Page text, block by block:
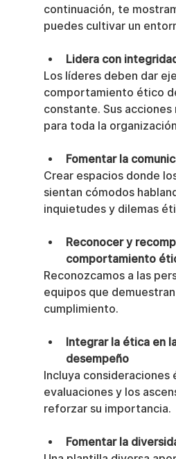
continuación, te
puedes cultivar un
Lidera con
Los líderes deben dar
comportamiento ético
constante. Sus acciones
para toda la
Fomentar la
Crear espacios donde
sientan cómodos
inquietudes y dilemas
Reconocer y
comportamiento
Reconozcamos a las
equipos que
cumplimiento.
Integrar la ética en
desempeño
Incluya consideraciones
evaluaciones y los
reforzar su importancia.
Fomentar la